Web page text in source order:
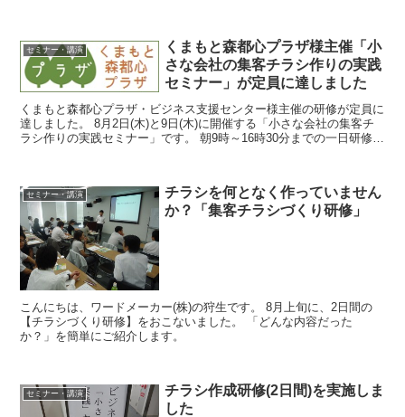
セミナー・講演
くまもと森都心プラザ様主催「小
さな会社の集客チラシ作りの実践
セミナー」が定員に達しました
くまもと森都心プラザ・ビジネス支援センター様主催の研修が定員に
達しました。 8月2日(木)と9日(木)に開催する「小さな会社の集客チ
ラシ作りの実践セミナー」です。 朝9時～16時30分までの一日研修で
セミナー・講演
チラシを何となく作っていません
か？「集客チラシづくり研修」
こんにちは、ワードメーカー(株)の狩生です。 8月上旬に、2日間の
【チラシづくり研修】をおこないました。 「どんな内容だった
か？」を簡単にご紹介します。
セミナー・講演
チラシ作成研修(2日間)を実施しま
した